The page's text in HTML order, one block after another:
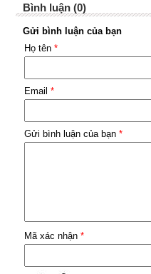
Bình luận (0)
Gửi bình luận của bạn
Họ tên *
Email *
Gửi bình luận của bạn *
Mã xác nhận *